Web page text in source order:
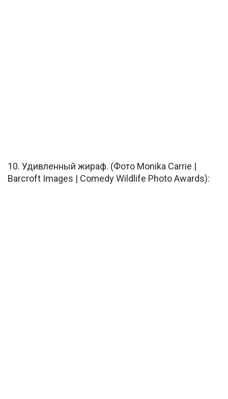
10. Удивленный жираф. (Фото Monika Carrie |
Barcroft Images | Comedy Wildlife Photo Awards):